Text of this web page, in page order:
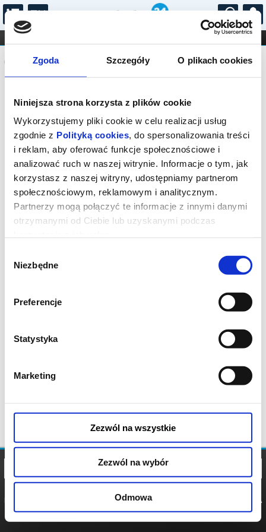
Zgoda Szczegóły O plikach cookies
Niniejsza strona korzysta z plików cookie
Wykorzystujemy pliki cookie w celu realizacji usług
zgodnie z Polityką cookies, do spersonalizowania treści
i reklam, aby oferować funkcje społecznościowe i
analizować ruch w naszej witrynie. Informacje o tym, jak
korzystasz z naszej witryny, udostępniamy partnerom
społecznościowym, reklamowym i analitycznym.
Partnerzy mogą połączyć te informacje z innymi danymi
otrzymanymi od Ciebie lub uzyskanymi podczas
zgody
Niezbędne
Preferencje
Statystyka
Marketing
Zezwól na wszystkie
Zezwól na wybór
Odmowa
...
FILHARMONIA OPERA I BALET
STAND-UP
DLA DZIECI
Komunikat
Sprzedaż on-line została zakończona,
sprawdź dostępność biletów w kasie.
POLITYKA
POLITYKA